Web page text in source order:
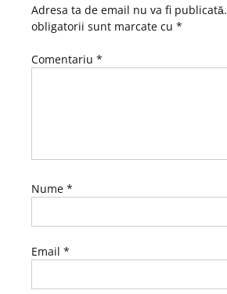
Adresa ta de email nu va fi publicată.
obligatorii sunt marcate cu *
Comentariu *
Nume *
Email *